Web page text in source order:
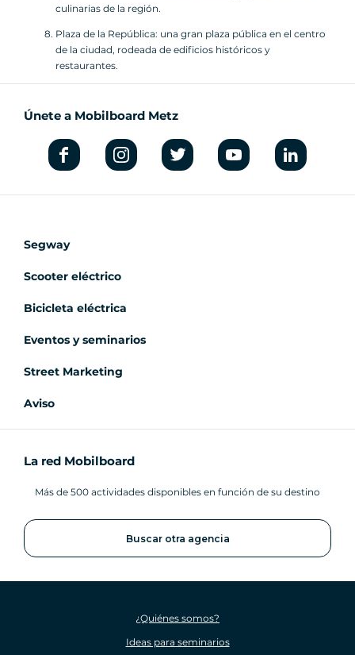
culinarias de la región.
Plaza de la República: una gran plaza pública en el centro
de la ciudad, rodeada de edificios históricos y
restaurantes.
Únete a Mobilboard Metz
Segway
Scooter eléctrico
Bicicleta eléctrica
Eventos y seminarios
Street Marketing
Aviso
La red Mobilboard
Más de 500 actividades disponibles en función de su destino
Buscar otra agencia
¿Quiénes somos?
Ideas para seminarios